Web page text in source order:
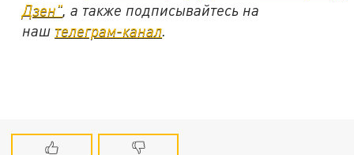
Дзен", а также подписывайтесь на
наш телеграм-канал.